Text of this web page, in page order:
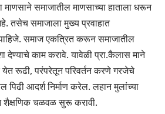
माणसाने समाजातील माणसाच्या हाताला धरून
तसेच समाजाला मुख्य प्रवाहात
समाज एकत्रित करून समाजातील
देण्याचे काम करावे. यावेळी प्रा.कैलास माने
रूढी, परंपरेतून परिवर्तन करणे गरजेचे
आदर्श निर्माण करेल. लहान मुलांच्या
शैक्षणिक चळवळ सुरू करावी.